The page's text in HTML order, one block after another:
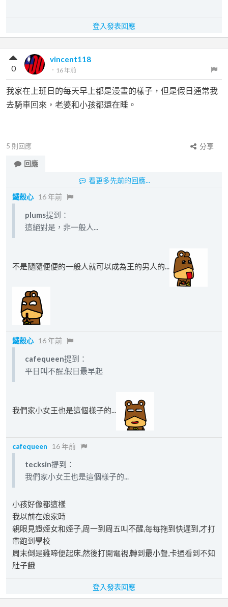
登入發表回應
vincent118
． 16 年前
0
我家在上班日的每天早上都是漫畫的樣子，但是假日通常我
去騎車回來，老婆和小孩都還在睡。
5 則回應
分享
回應
看更多先前的回應...
鐵殼心 16 年前
plums提到：
這絕對是，非一般人...
不是隨隨便便的一般人就可以成為王的男人的...
鐵殼心 16 年前
cafequeen提到：
平日叫不醒,假日最早起
我們家小女王也是這個樣子的...
cafequeen 16 年前
tecksin提到：
我們家小女王也是這個樣子的...
小孩好像都這樣
我以前在娘家時
親眼見證姪女和姪子,周一到周五叫不醒,每每拖到快遲到,才打
帶跑到學校
周末倒是雞啼便起床,然後打開電視,轉到最小聲,卡通看到不知
肚子餓
登入發表回應